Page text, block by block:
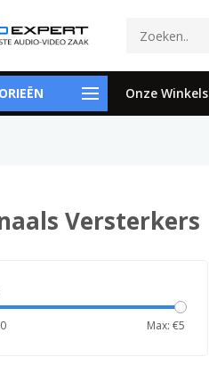
Onze Winkels
073-6897729
Versterkers
0 Max: €5